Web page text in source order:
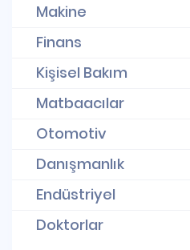
Makine
Finans
Kişisel Bakım
Matbaacılar
Otomotiv
Danışmanlık
Endüstriyel
Doktorlar